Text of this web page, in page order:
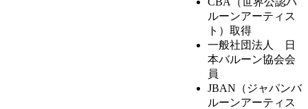
ルーンアーティス
ト）取得
一般社団法人 日
本バルーン協会会
員
JBAN（ジャパンバ
ルーンアーティス